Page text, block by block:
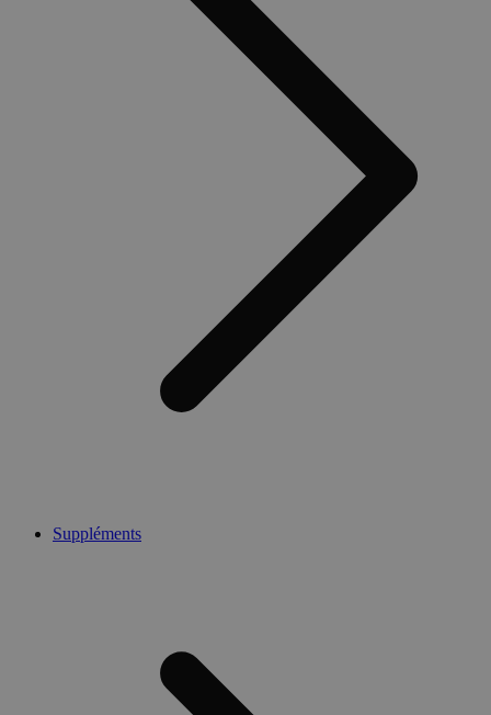
Suppléments